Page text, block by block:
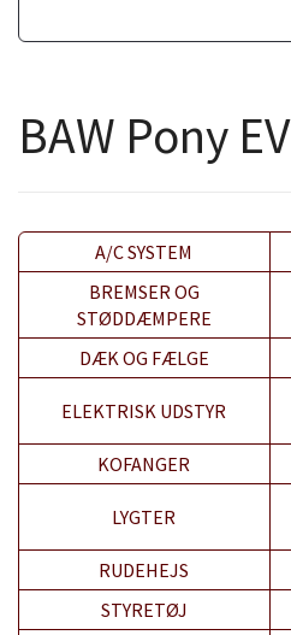
BAW Pony EV
A/C SYSTEM
BREMSER OG
STØDDÆMPERE
DÆK OG FÆLGE
ELEKTRISK UDSTYR
KOFANGER
LYGTER
RUDEHEJS
STYRETØJ